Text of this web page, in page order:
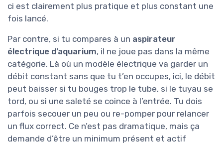
ci est clairement plus pratique et plus constant une
fois lancé.
Par contre, si tu compares à un aspirateur
électrique d’aquarium, il ne joue pas dans la même
catégorie. Là où un modèle électrique va garder un
débit constant sans que tu t’en occupes, ici, le débit
peut baisser si tu bouges trop le tube, si le tuyau se
tord, ou si une saleté se coince à l’entrée. Tu dois
parfois secouer un peu ou re-pomper pour relancer
un flux correct. Ce n’est pas dramatique, mais ça
demande d’être un minimum présent et actif